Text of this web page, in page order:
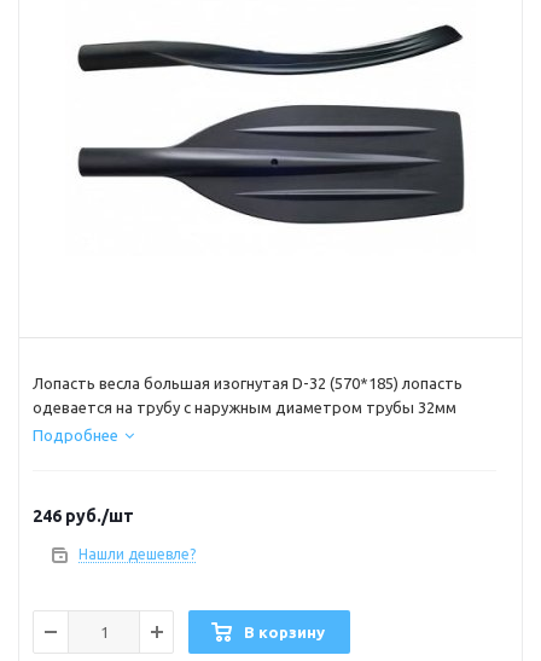
Лопасть весла большая изогнутая D-32 (570*185) лопасть
одевается на трубу с наружным диаметром трубы 32мм
Подробнее
246 руб./шт
Нашли дешевле?
В корзину